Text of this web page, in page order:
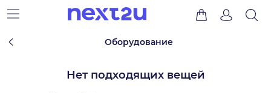
Оборудование
Нет подходящих вещей